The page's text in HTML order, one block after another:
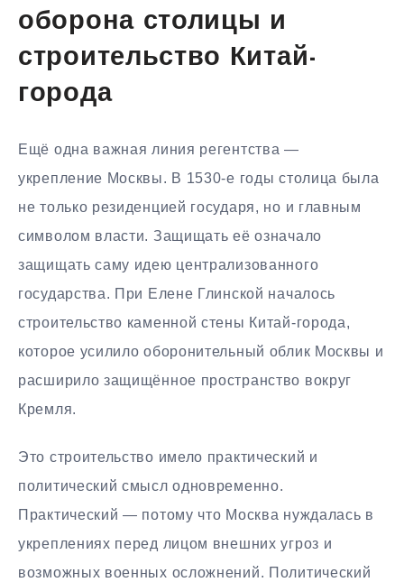
оборона столицы и
строительство Китай-
города
Ещё одна важная линия регентства —
укрепление Москвы. В 1530-е годы столица была
не только резиденцией государя, но и главным
символом власти. Защищать её означало
защищать саму идею централизованного
государства. При Елене Глинской началось
строительство каменной стены Китай-города,
которое усилило оборонительный облик Москвы и
расширило защищённое пространство вокруг
Кремля.
Это строительство имело практический и
политический смысл одновременно.
Практический — потому что Москва нуждалась в
укреплениях перед лицом внешних угроз и
возможных военных осложнений. Политический